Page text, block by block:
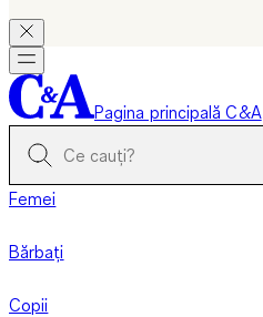
Pagina principală C&A
Femei
Bărbați
Copii